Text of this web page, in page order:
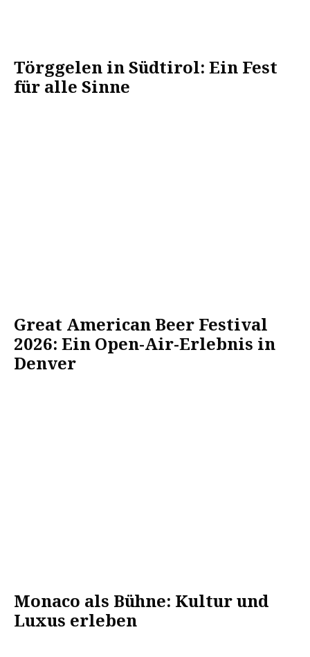
Törggelen in Südtirol: Ein Fest
für alle Sinne
Great American Beer Festival
2026: Ein Open-Air-Erlebnis in
Denver
Monaco als Bühne: Kultur und
Luxus erleben